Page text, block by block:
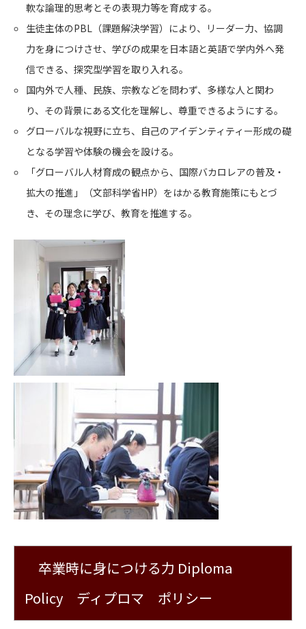
軟な論理的思考とその表現力等を育成する。
生徒主体のPBL（課題解決学習）により、リーダー力、協調
力を身につけさせ、学びの成果を日本語と英語で学内外へ発
信できる、探究型学習を取り入れる。
国内外で人種、民族、宗教などを問わず、多様な人と関わ
り、その背景にある文化を理解し、尊重できるようにする。
グローバルな視野に立ち、自己のアイデンティティー形成の礎
となる学習や体験の機会を設ける。
「グローバル人材育成の観点から、国際バカロレアの普及・
拡大の推進」（文部科学省HP）をはかる教育施策にもとづ
き、その理念に学び、教育を推進する。
卒業時に身につける力 Diploma
Policy ディプロマ ポリシー